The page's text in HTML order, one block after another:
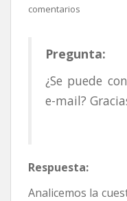
comentarios
Pregunta:
¿Se puede
e-mail?
Respuesta:
Analicemos la